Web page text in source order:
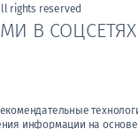
В СОЦСЕТЯХ
информации на
rights reserved